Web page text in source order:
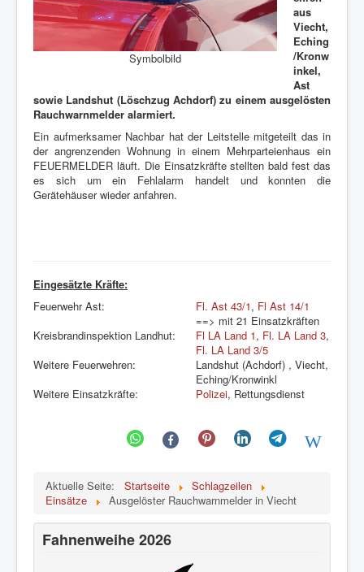
4
Symbolbild
aus
Viecht,
Eching
/Kronw
inkel,
Ast
sowie Landshut (Löschzug Achdorf) zu einem ausgelösten
Rauchwarnmelder alarmiert.
Ein aufmerksamer Nachbar hat der Leitstelle mitgeteilt das in
der angrenzenden Wohnung in einem Mehrparteienhaus ein
FEUERMELDER läuft. Die Einsatzkräfte stellten bald fest das
es sich um ein Fehlalarm handelt und konnten die
Gerätehäuser wieder anfahren.
Eingesätzte Kräfte:
Feuerwehr Ast:
Fl. Ast 43/1, Fl Ast 14/1
==> mit 21 Einsatzkräften
Kreisbrandinspektion Landhut:
Fl LA Land 1, Fl. LA Land 3,
Fl. LA Land 3/5
Weitere Feuerwehren:
Landshut (Achdorf) , Viecht,
Eching/Kronwinkl
Weitere Einsatzkräfte:
Polizei, Rettungsdienst
Aktuelle Seite: Startseite
Schlagzeilen
Einsätze
Ausgelöster Rauchwarnmelder in Viecht
Fahnenweihe 2026